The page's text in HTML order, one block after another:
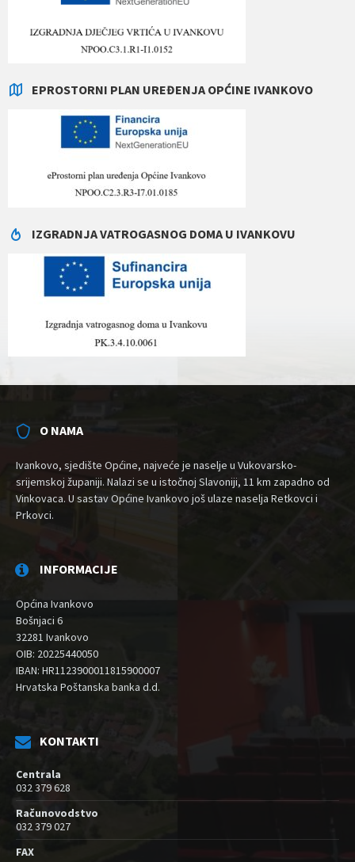
EPROSTORNI PLAN UREĐENJA OPĆINE IVANKOVO
IZGRADNJA VATROGASNOG DOMA U IVANKOVU
O NAMA
Ivankovo, sjedište Općine, najveće je naselje u Vukovarsko-
srijemskoj županiji. Nalazi se u istočnoj Slavoniji, 11 km zapadno od
Vinkovaca. U sastav Općine Ivankovo još ulaze naselja Retkovci i
Prkovci.
INFORMACIJE
Općina Ivankovo
Bošnjaci 6
32281 Ivankovo
OIB: 20225440050
IBAN: HR1123900011815900007
Hrvatska Poštanska banka d.d.
KONTAKTI
Centrala
032 379 628
Računovodstvo
032 379 027
FAX